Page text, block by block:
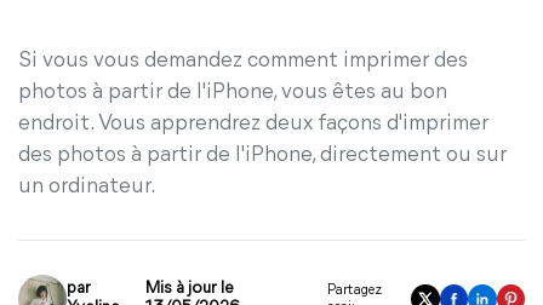
Si vous vous demandez comment imprimer des
photos à partir de l'iPhone, vous êtes au bon
endroit. Vous apprendrez deux façons d'imprimer
des photos à partir de l'iPhone, directement ou sur
un ordinateur.
par
Mis à jour le
Partagez